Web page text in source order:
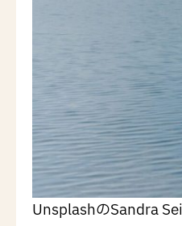
UnsplashのSandra